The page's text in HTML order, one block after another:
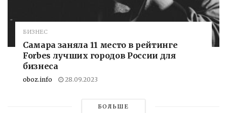
БИЗНЕС
Самара заняла 11 место в рейтинге
Forbes лучших городов России для
бизнеса
oboz.info 28.09.2023
БОЛЬШЕ